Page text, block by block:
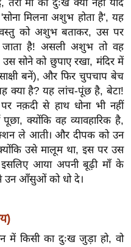
माँ का दुःख क्यों नहीं याद
मिलना अशुभ होता है', यह
वस्तु को अशुभ बताकर, उस पर
जाता है! असली अशुभ तो वह
सोने को छुपाए रखा, मंदिर में
बनें), और फिर चुपचाप बेच
क्या है? यह लांच-पूंछ है, बेटा!
नक़दी से हाथ धोना भी नहीं
क्योंकि वह व्यावहारिक है,
ले आती। और दीपक को उन
उसे मालूम था, इस पर उस
आया अपनी बूढ़ी माँ के
उन आँसुओं को धो दे।
में किसी का दुःख जुड़ा हो, वो